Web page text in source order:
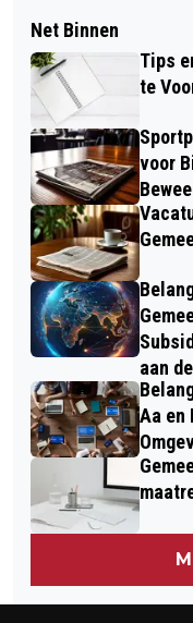
Net Binnen
Tips
te
voor
aan
Aa en